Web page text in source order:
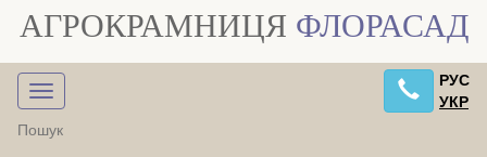
АГРОКРАМНИЦЯ ФЛОРАСАД
РУС
УКР